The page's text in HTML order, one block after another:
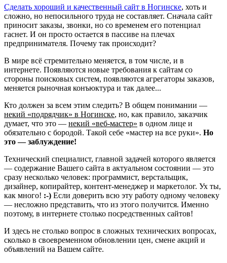
Сделать хороший и качественный сайт в Ногинске, хоть и
сложно, но непосильного труда не составляет. Сначала сайт
приносит заказы, звонки, но со временем его потенциал
гаснет. И он просто остается в пассиве на плечах
предпринимателя. Почему так происходит?
В мире всё стремительно меняется, в том числе, и в
интернете. Появляются новые требования к сайтам со
стороны поисковых систем, появляются агрегаторы заказов,
меняется рыночная конъюктура и так далее...
Кто должен за всем этим следить? В общем понимании —
некий «подрядчик» в Ногинске, но, как правило, заказчик
думает, что это — некий «веб-мастер» в одном лице и
обязательно с бородой. Такой себе «мастер на все руки». Но
это — заблуждение!
Технический специалист, главной задачей которого является
— содержание Вашего сайта в актуальном состоянии — это
сразу несколько человек: программист, верстальщик,
дизайнер, копирайтер, контент-менеджер и маркетолог. Ух ты,
как много! :-) Если доверить всю эту работу одному человеку
— несложно представить, что из этого получится. Именно
поэтому, в интернете столько посредственных сайтов!
И здесь не столько вопрос в сложных технических вопросах,
сколько в своевременном обновлении цен, смене акций и
объявлений на Вашем сайте.